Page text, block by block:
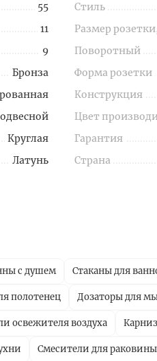
55
11
9
Бронза
Круглая
Латунь
Стиль
Размер
Поворотный
Форма розетки
Конструкция
Цвет
Гарантия
Страна
с душем Стаканы для
полотенец Дозаторы для
освежителя воздуха
Смесители для раковины